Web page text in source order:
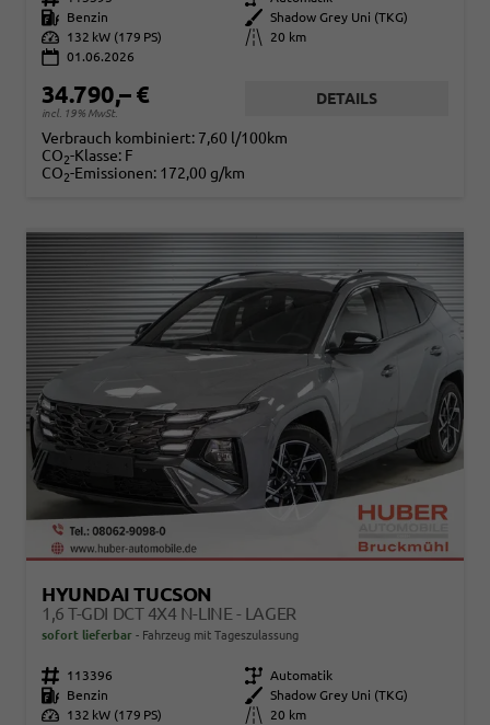
Kraftstoff
Benzin Außenfarbe
Shadow Grey Uni (TKG)
Leistung
132 kW (179 PS) Kilometerstand
20 km
01.06.2026
34.790,– €
incl. 19% MwSt.
DETAILS
Verbrauch kombiniert: 7,60 l/100km
CO2-Klasse: F
CO2-Emissionen: 172,00 g/km
HYUNDAI TUCSON
1,6 T-GDI DCT 4X4 N-LINE - LAGER
sofort lieferbar Fahrzeug mit Tageszulassung
Fahrzeugnr. 113396 Getriebe Automatik
Kraftstoff
Benzin Außenfarbe
Shadow Grey Uni (TKG)
Leistung
132 kW (179 PS) Kilometerstand 20 km